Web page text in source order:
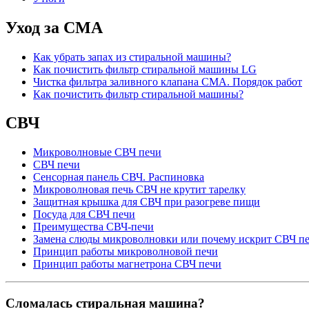
Уход за СМА
Как убрать запах из стиральной машины?
Как почистить фильтр стиральной машины LG
Чистка фильтра заливного клапана СМА. Порядок работ
Как почистить фильтр стиральной машины?
СВЧ
Микроволновые СВЧ печи
СВЧ печи
Сенсорная панель СВЧ. Распиновка
Микроволновая печь СВЧ не крутит тарелку
Защитная крышка для СВЧ при разогреве пищи
Посуда для СВЧ печи
Преимущества СВЧ-печи
Замена слюды микроволновки или почему искрит СВЧ
Принцип работы микроволновой печи
Принцип работы магнетрона СВЧ печи
Сломалась стиральная машина?